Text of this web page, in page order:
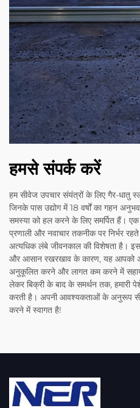
हमसे संपर्क करें
हम सीवेज उपचार संयंत्रों के लिए गैर-धातु
जिनके पास उद्योग में 18 वर्षों का गहन
समस्या को हल करने के लिए समर्पित हैं। एक
प्रणाली और नवाचार तकनीक पर निर्भर
अत्यधिक लंबे जीवनकाल की विशेषता है।
और आसान रखरखाव के कारण, यह आपको
अनुकूलित करने और लागत कम करने में
लेकर बिक्री के बाद के समर्थन तक, हमारी
करती है। अपनी आवश्यकताओं के अनुरूप
करने में स्वागत है!